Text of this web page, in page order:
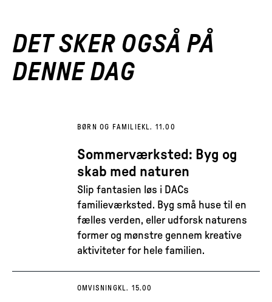
DET SKER OGSÅ PÅ
DENNE DAG
BØRN OG FAMILIE KL. 11.00
Sommerværksted: Byg og
skab med naturen
Slip fantasien løs i DACs
familieværksted. Byg små huse til en
fælles verden, eller udforsk naturens
former og mønstre gennem kreative
aktiviteter for hele familien.
OMVISNING KL. 15.00